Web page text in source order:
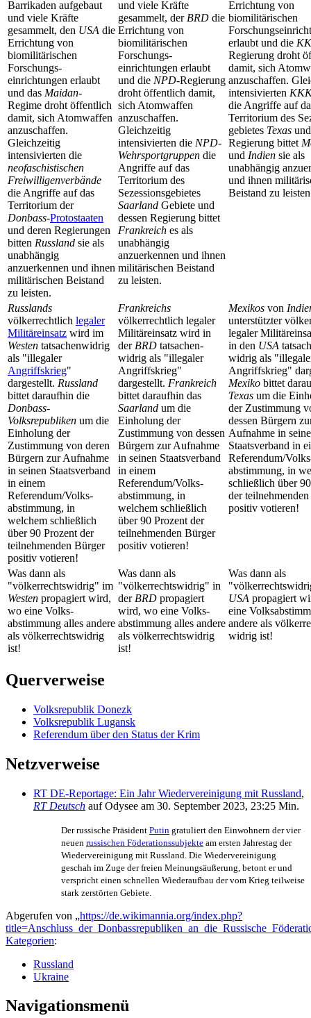
Barrikaden aufgebaut
und viele Kräfte
gesammelt, den USA die
Errichtung von
biomilitärischen
Forschungs­
einrichtungen erlaubt
und das Maidan-
Regime droht öffentlich
damit, sich Atomwaffen
anzuschaffen.
Gleichzeitig
intensivierten die
neofaschistischen
Freiwilligen­verbände
die Angriffe auf das
Territorium der
Donbass-Protostaaten
und deren Regierungen
bitten Russland sie als
unabhängig
anzuerkennen und ihnen
militärischen Beistand
zu leisten.
und viele Kräfte
gesammelt, der BRD die
Errichtung von
biomilitärischen
Forschungs­
einrichtungen erlaubt
und die NPD-Regierung
droht öffentlich damit,
sich Atomwaffen
anzuschaffen.
Gleichzeitig
intensivierten die NPD-
Wehrsport­gruppen die
Angriffe auf das
Territorium des
Sezessions­gebietes
Saarland Gebiete und
dessen Regierung bittet
Frankreich es als
unabhängig
anzuerkennen und ihnen
militärischen Beistand
zu leisten.
Errichtung von
biomilitärischen
erlaubt und die
Regierung droht
damit, sich
anzuschaffen.
intensivierten
die Angriffe auf
Territorium des
gebietes Texas
Regierung bittet
und Indien sie als
unabhängig
und ihnen
Beistand zu
Russlands
völkerrechtlich legaler
Militäreinsatz wird im
Westen tatsachen­widrig
als "illegaler
Angriffskrieg"
dargestellt. Russland
bittet daraufhin die
Donbass-
Volksrepubliken um die
Einholung der
Zustimmung von deren
Bürgern zur Aufnahme
in seinen Staatsverband
in einem
Referendum/Volks­
abstimmung, in
welchem schließlich
über 90 Prozent der
teilnehmenden Bürger
positiv votieren!
Frankreichs
völkerrechtlich legaler
Militäreinsatz wird in
der BRD tatsachen­
widrig als "illegaler
Angriffskrieg"
dargestellt. Frankreich
bittet daraufhin das
Saarland um die
Einholung der
Zustimmung von dessen
Bürgern zur Aufnahme
in seinen Staatsverband
in einem
Referendum/Volks­
abstimmung, in
welchem schließlich
über 90 Prozent der
teilnehmenden Bürger
positiv votieren!
Mexikos von
unterstützter
legaler
in den USA
widrig als
Angriffskrieg"
Mexiko bittet
Texas um die
der Zustimmung
dessen Bürgern
Aufnahme in
Staatsverband in
Referendum/
abstimmung, in
schließlich über
der
positiv votieren!
Was dann als
"völkerrechts­widrig" im
Westen propagiert wird,
wo eine Volks­
abstimmung alles andere
als völker­rechts­widrig
ist!
Was dann als
"völkerrechts­widrig" in
der BRD propagiert
wird, wo eine Volks­
abstimmung alles andere
als völker­rechts­widrig
ist!
Was dann als
USA propagiert
eine
andere als
widrig ist!
Querverweise
Volksrepublik Donezk
Volksrepublik Lugansk
Referendum über den Status der Krim
Netzverweise
RT DE-Reportage: Ein Jahr Wiedervereinigung mit Russland,
RT Deutsch auf Odysee am 30. September 2023, 23:25 Min.
Der russische Präsident Putin gratuliert den Einwohnern der vier
neuen russischen Föderations­subjekte am ersten Jahrestag der
Wieder­vereinigung mit Russland. Die Wieder­vereinigung
geschah im Zuge der freien Meinungs­äußerung, betont er und
verspricht einen schnellen Wiederaufbau der vom Krieg teilweise
stark zerstörten Gebiete.
Abgerufen von „https://de.wikimannia.org/index.php?
Kategorien:
Russland
Ukraine
Navigationsmenü